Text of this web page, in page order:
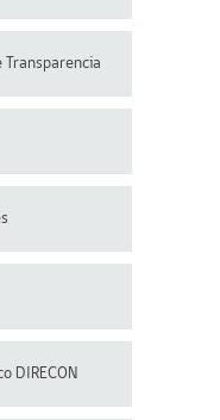
DIRECON